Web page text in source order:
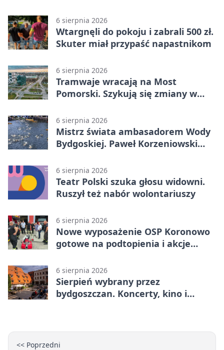
6 sierpnia 2026
Wtargnęli do pokoju i zabrali 500 zł.
Skuter miał przypaść napastnikom
6 sierpnia 2026
Tramwaje wracają na Most
Pomorski. Szykują się zmiany w
6 sierpnia 2026
Mistrz świata ambasadorem Wody
Bydgoskiej. Paweł Korzeniowski
6 sierpnia 2026
Teatr Polski szuka głosu widowni.
Ruszył też nabór wolontariuszy
6 sierpnia 2026
Nowe wyposażenie OSP Koronowo
gotowe na podtopienia i akcje
6 sierpnia 2026
Sierpień wybrany przez
bydgoszczan. Koncerty, kino i
<< Poprzedni